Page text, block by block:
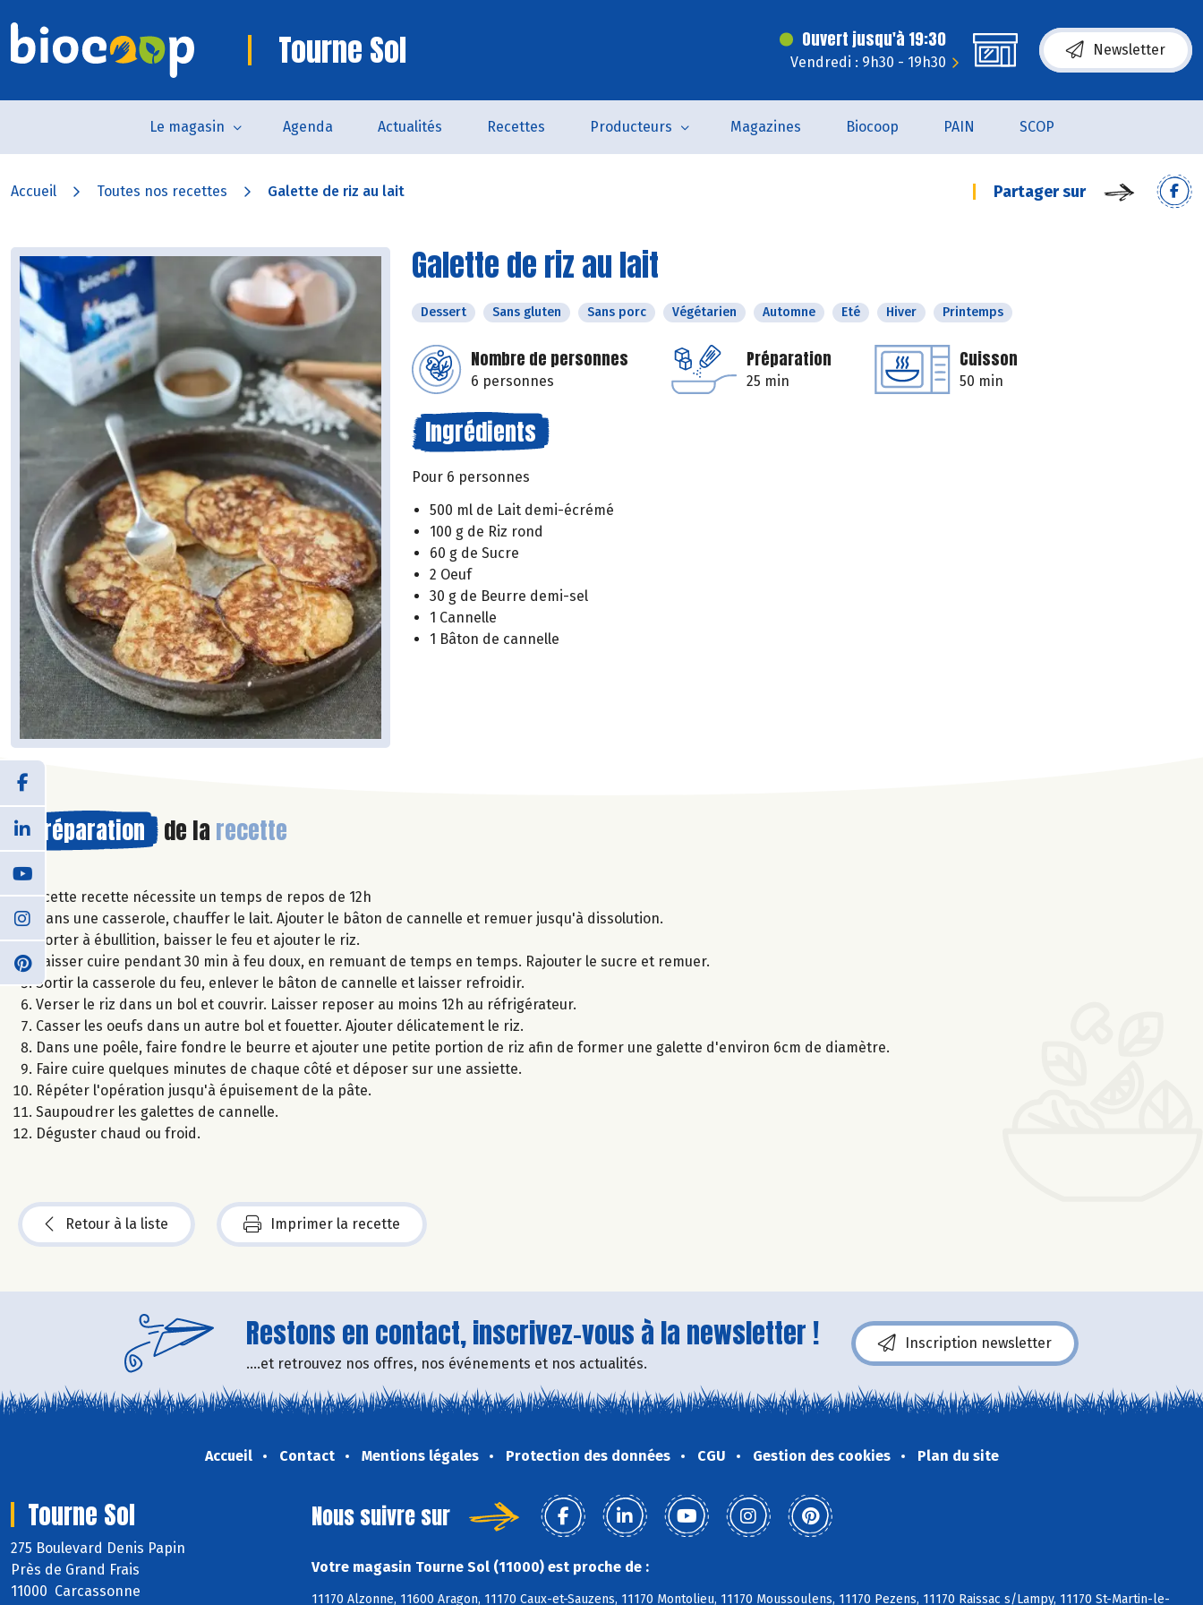
Tourne Sol Ouvert jusqu'à 19:30
Vendredi : 9h30 - 19h30
Newsletter
Le magasin Agenda Actualités Recettes Producteurs Magazines Biocoop PAIN SCOP
Accueil Toutes nos recettes Galette de riz au lait Partager sur
Galette de riz au lait
Dessert Sans gluten Sans porc Végétarien Automne Eté Hiver Printemps
Nombre de personnes
6 personnes
Préparation
25 min
Cuisson
50 min
Ingrédients
Pour 6 personnes
500 ml de Lait demi-écrémé
100 g de Riz rond
60 g de Sucre
2 Oeuf
30 g de Beurre demi-sel
1 Cannelle
1 Bâton de cannelle
Préparation de la recette
: cette recette nécessite un temps de repos de 12h
Dans une casserole, chauffer le lait. Ajouter le bâton de cannelle et remuer jusqu'à dissolution.
Porter à ébullition, baisser le feu et ajouter le riz.
Laisser cuire pendant 30 min à feu doux, en remuant de temps en temps. Rajouter le sucre et remuer.
Sortir la casserole du feu, enlever le bâton de cannelle et laisser refroidir.
Verser le riz dans un bol et couvrir. Laisser reposer au moins 12h au réfrigérateur.
Casser les oeufs dans un autre bol et fouetter. Ajouter délicatement le riz.
Dans une poêle, faire fondre le beurre et ajouter une petite portion de riz afin de former une galette d'environ 6cm de diamètre.
Faire cuire quelques minutes de chaque côté et déposer sur une assiette.
Répéter l'opération jusqu'à épuisement de la pâte.
Saupoudrer les galettes de cannelle.
Déguster chaud ou froid.
Retour à la liste Imprimer la recette
Restons en contact, inscrivez-vous à la newsletter !
....et retrouvez nos offres, nos événements et nos actualités.
Inscription newsletter
Accueil Contact Mentions légales Protection des données CGU Gestion des cookies Plan du site
Tourne Sol
275 Boulevard Denis Papin
Près de Grand Frais
11000 Carcassonne
Nous suivre sur
Votre magasin Tourne Sol (11000) est proche de :
11170 Alzonne, 11600 Aragon, 11170 Caux-et-Sauzens, 11170 Montolieu, 11170 Moussoulens, 11170 Pezens, 11170 Raissac s/Lampy, 11170 St-Martin-le-